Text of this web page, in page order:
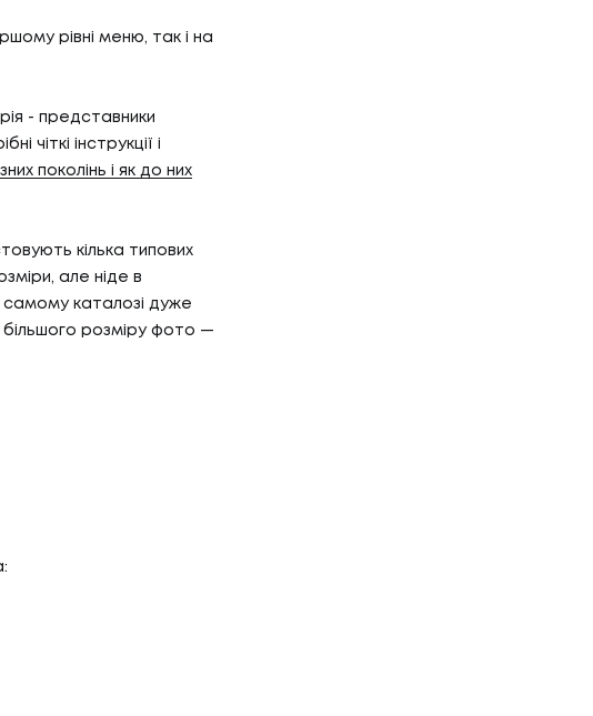
рівні меню, так і на
- представники
чіткі інструкції і
поколінь і як до них
кілька типових
але ніде в
самому каталозі дуже
розміру фото —